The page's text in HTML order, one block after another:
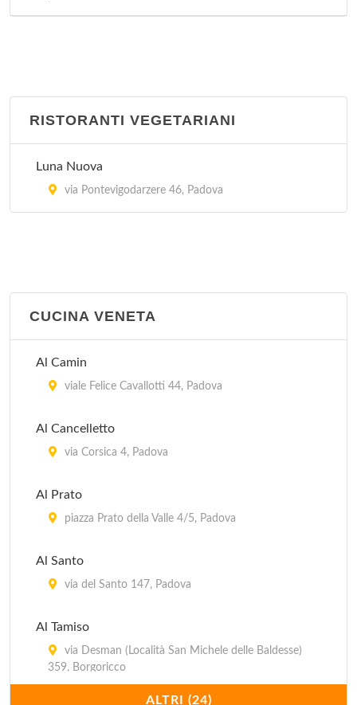
RISTORANTI VEGETARIANI
Luna Nuova
via Pontevigodarzere 46, Padova
CUCINA VENETA
Al Camin
viale Felice Cavallotti 44, Padova
Al Cancelletto
via Corsica 4, Padova
Al Prato
piazza Prato della Valle 4/5, Padova
Al Santo
via del Santo 147, Padova
Al Tamiso
via Desman (Località San Michele delle Baldesse)
359, Borgoricco
ALTRI (24)